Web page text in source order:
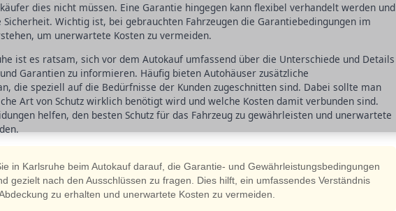
dies nicht müssen. Eine Garantie hingegen kann flexibel verhandelt werden und
Wichtig ist, bei gebrauchten Fahrzeugen die Garantiebedingungen im
um unerwartete Kosten zu vermeiden.
ist es ratsam, sich vor dem Autokauf umfassend über die Unterschiede und Details
Garantien zu informieren. Häufig bieten Autohäuser zusätzliche
die speziell auf die Bedürfnisse der Kunden zugeschnitten sind. Dabei sollte man
Art von Schutz wirklich benötigt wird und welche Kosten damit verbunden sind.
helfen, den besten Schutz für das Fahrzeug zu gewährleisten und unerwartete
in Karlsruhe beim Autokauf darauf, die Garantie- und Gewährleistungsbedingungen
gezielt nach den Ausschlüssen zu fragen. Dies hilft, ein umfassendes Verständnis
zu erhalten und unerwartete Kosten zu vermeiden.